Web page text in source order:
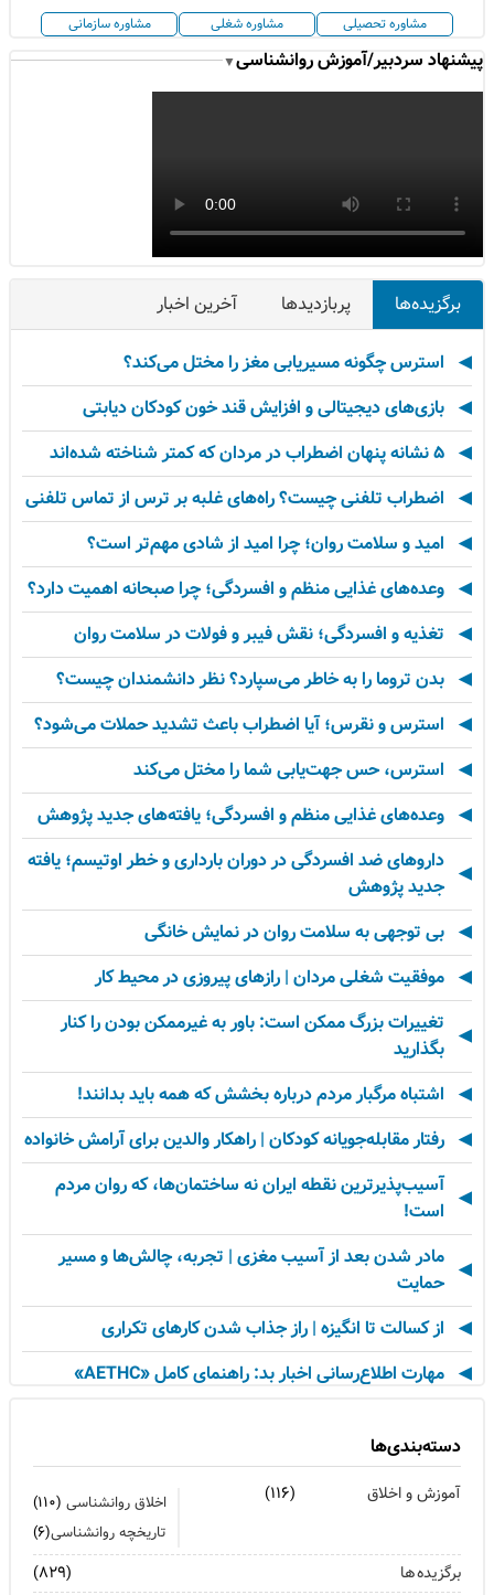
مشاوره تحصیلی مشاوره شغلی مشاوره سازمانی
پیشنهاد سردبیر/آموزش روانشناسی▼
برگزیده‌ها پربازدیدها آخرین اخبار
استرس چگونه مسیریابی مغز را مختل می‌کند؟
بازی‌های دیجیتالی و افزایش قند خون کودکان دیابتی
۵ نشانه پنهان اضطراب در مردان که کمتر شناخته شده‌اند
اضطراب تلفنی چیست؟ راه‌های غلبه بر ترس از تماس تلفنی
امید و سلامت روان؛ چرا امید از شادی مهم‌تر است؟
وعده‌های غذایی منظم و افسردگی؛ چرا صبحانه اهمیت دارد؟
تغذیه و افسردگی؛ نقش فیبر و فولات در سلامت روان
بدن تروما را به خاطر می‌سپارد؟ نظر دانشمندان چیست؟
استرس و نقرس؛ آیا اضطراب باعث تشدید حملات می‌شود؟
استرس، حس جهت‌یابی شما را مختل می‌کند
وعده‌های غذایی منظم و افسردگی؛ یافته‌های جدید پژوهش
داروهای ضد افسردگی در دوران بارداری و خطر اوتیسم؛ یافته
جدید پژوهش
بی توجهی به سلامت روان در نمایش خانگی
موفقیت شغلی مردان | رازهای پیروزی در محیط کار
تغییرات بزرگ ممکن است: باور به غیرممکن بودن را کنار
بگذارید
اشتباه مرگبار مردم درباره بخشش که همه باید بدانند!
رفتار مقابله‌جویانه کودکان | راهکار والدین برای آرامش خانواده
آسیب‌پذیرترین نقطه ایران نه ساختمان‌ها، که روان مردم
است!
مادر شدن بعد از آسیب مغزی | تجربه، چالش‌ها و مسیر
حمایت
از کسالت تا انگیزه | راز جذاب شدن کارهای تکراری
مهارت اطلاع‌رسانی اخبار بد: راهنمای کامل «AETHC»
رهبران خاکستری | وقتی خم کردن قوانین، قدرت می‌آورد
فناوری‌های نوین جایگزین تجربه انسانی در روان‌شناسی
روان‌شناسی زرد | جاذبه‌ها، چالش‌ها و آسیب‌ها
دسته‌بندی‌ها
آموزش و اخلاق (۱۱۶) اخلاق روانشناسی (۱۱۰)
تاریخچه روانشناسی(۶)
برگزیده ها (۸۲۹)